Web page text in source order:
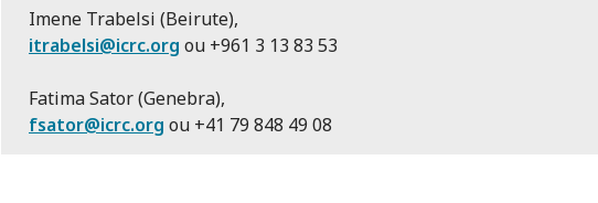
Imene Trabelsi (Beirute),
itrabelsi@icrc.org ou +961 3 13 83 53
Fatima Sator (Genebra),
fsator@icrc.org ou +41 79 848 49 08